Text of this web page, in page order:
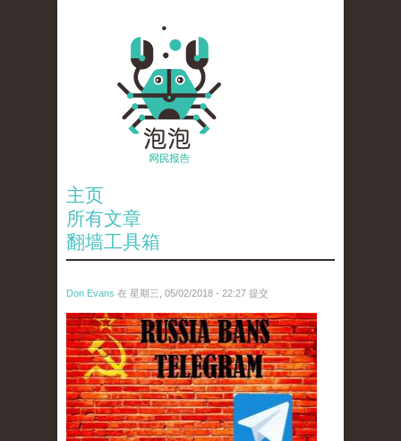
主页
所有文章
翻墙工具箱
Don Evans 在 星期三, 05/02/2018 - 22:27 提交
tou_.jpeg